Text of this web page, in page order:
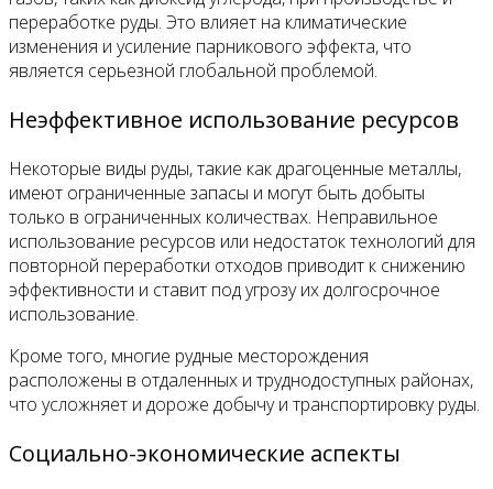
переработке руды. Это влияет на климатические
изменения и усиление парникового эффекта, что
является серьезной глобальной проблемой.
Неэффективное использование ресурсов
Некоторые виды руды, такие как драгоценные металлы,
имеют ограниченные запасы и могут быть добыты
только в ограниченных количествах. Неправильное
использование ресурсов или недостаток технологий для
повторной переработки отходов приводит к снижению
эффективности и ставит под угрозу их долгосрочное
использование.
Кроме того, многие рудные месторождения
расположены в отдаленных и труднодоступных районах,
что усложняет и дороже добычу и транспортировку руды.
Социально-экономические аспекты